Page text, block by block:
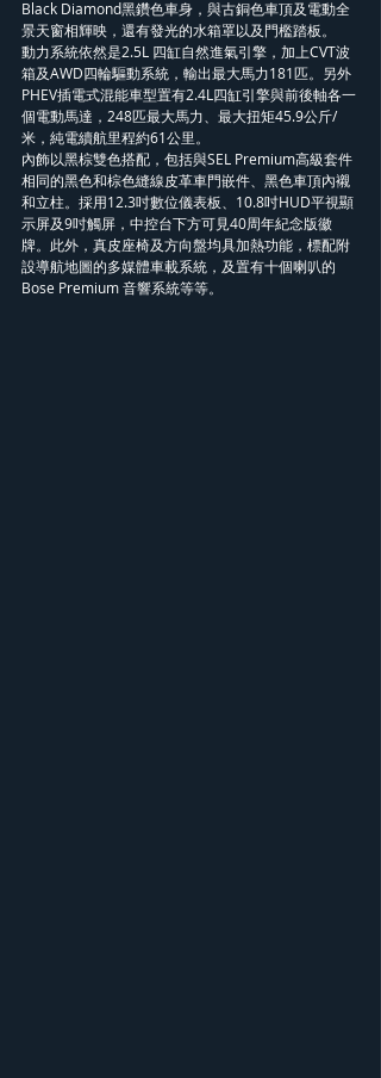
Black Diamond黑鑽色車身，與古銅色車頂及電動全
景天窗相輝映，還有發光的水箱罩以及門檻踏板。
動力系統依然是2.5L 四缸自然進氣引擎，加上CVT波
箱及AWD四輪驅動系統，輸出最大馬力181匹。另外
PHEV插電式混能車型置有2.4L四缸引擎與前後軸各一
個電動馬達，248匹最大馬力、最大扭矩45.9公斤/
米，純電續航里程約61公里。
內飾以黑棕雙色搭配，包括與SEL Premium高級套件
相同的黑色和棕色縫線皮革車門嵌件、黑色車頂內襯
和立柱。採用12.3吋數位儀表板、10.8吋HUD平視顯
示屏及9吋觸屏，中控台下方可見40周年紀念版徽
牌。此外，真皮座椅及方向盤均具加熱功能，標配附
設導航地圖的多媒體車載系統，及置有十個喇叭的
Bose Premium 音響系統等等。